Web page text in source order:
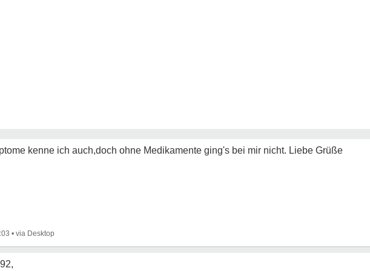
kenne ich auch,doch ohne Medikamente ging's bei mir nicht. Liebe Grüße
•